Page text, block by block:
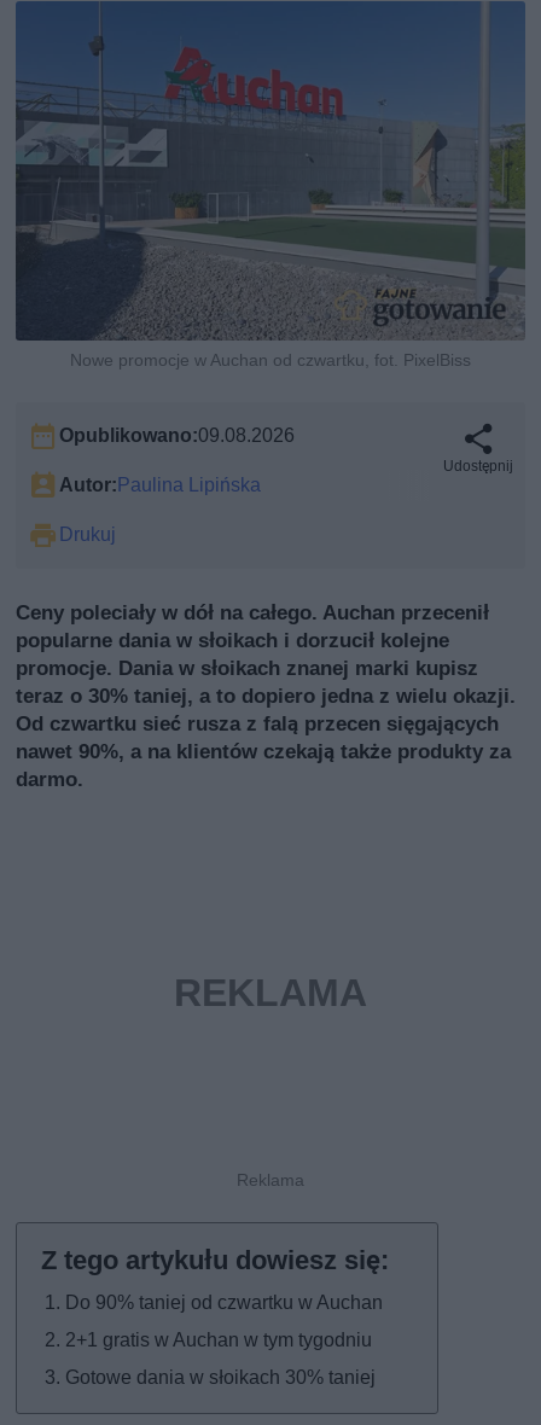
Nowe promocje w Auchan od czwartku, fot. PixelBiss
Opublikowano:09.08.2026
Autor:Paulina Lipińska
Drukuj
Udostępnij
Ceny poleciały w dół na całego. Auchan przecenił
popularne dania w słoikach i dorzucił kolejne
promocje. Dania w słoikach znanej marki kupisz
teraz o 30% taniej, a to dopiero jedna z wielu okazji.
Od czwartku sieć rusza z falą przecen sięgających
nawet 90%, a na klientów czekają także produkty za
darmo.
Do 90% taniej od czwartku w Auchan
2+1 gratis w Auchan w tym tygodniu
Gotowe dania w słoikach 30% taniej